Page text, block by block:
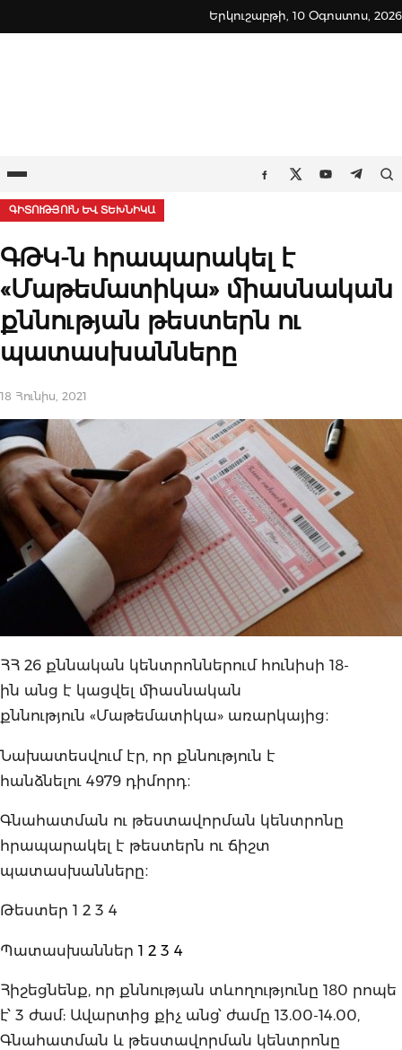
to
Երկուշաբթի, 10 Օգոստոս, 2026
Ընտրացանկ Facebook
TwitterYoutube
ԳԻՏՈՒԹՅՈՒՆ ԵՒ ՏԵԽՆԻԿԱ
ԳԹԿ-ն հրապարակել է
«Մաթեմատիկա» միասնական
քննության թեստերն ու
պատասխանները
18 Հունիս, 2021
ՀՀ 26 քննական կենտրոններում հունիսի 18-
ին անց է կացվել միասնական
քննություն «Մաթեմատիկա» առարկայից։
Նախատեսվում էր, որ քննություն է
հանձնելու 4979 դիմորդ։
Գնահատման ու թեստավորման կենտրոնը
հրապարակել է թեստերն ու ճիշտ
պատասխանները։
Թեստեր 1 2 3 4
Պատասխաններ 1 2 3 4
Հիշեցնենք, որ քննության տևողությունը 180 րոպե
է՝ 3 ժամ: Ավարտից քիչ անց՝ ժամը 13.00-14.00,
Գնահատման և թեստավորման կենտրոնը